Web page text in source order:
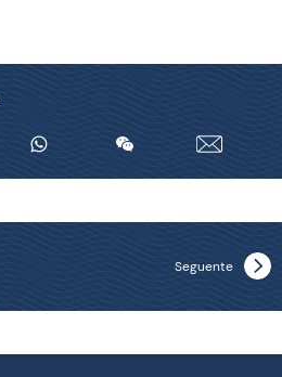
Seguente